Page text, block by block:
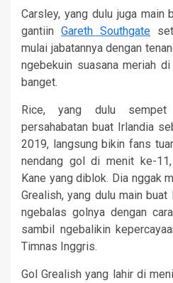
Carsley, yang dulu juga main
gantiin Gareth Southgate
mulai jabatannya dengan
ngebekuin suasana meriah
banget.
Rice, yang dulu
persahabatan buat Irlandia
2019, langsung bikin fans
nendang gol di menit ke-
Kane yang diblok. Dia nggak
Grealish, yang dulu main
ngebalas golnya dengan
sambil ngebalikin
Timnas Inggris.
Gol Grealish yang lahir di